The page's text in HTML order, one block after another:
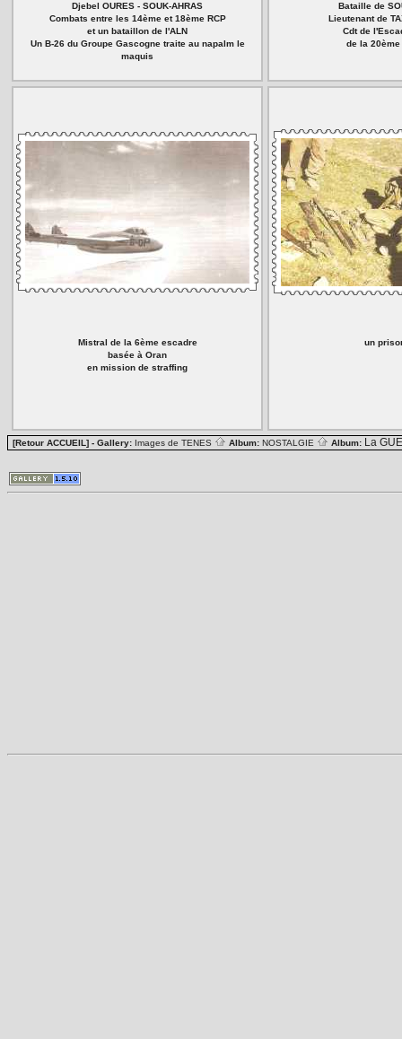
Djebel OURES - SOUK-AHRAS
Combats entre les 14ème et 18ème RCP
et un bataillon de l'ALN
Un B-26 du Groupe Gascogne traite au napalm le
maquis
Bataille de
Lieutenant de
Cdt de
de la
Mistral de la 6ème escadre
basée à Oran
en mission de straffing
un
[Retour ACCUEIL] - Gallery: Images de TENES Album: NOSTALGIE Album: La